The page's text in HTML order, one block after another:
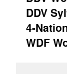
DDV
4-
WDF